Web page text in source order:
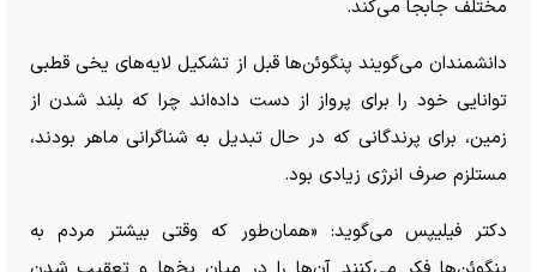
مختلف جابجا می‌کند.
دانشمندان می‌گویند پنگوئن‌ها قبل از تشکیل لایه‌های یخی قطبی
توانایی خود را برای پرواز از دست داده‌اند چرا که بلند شدن از
زمین، برای پرندگانی که در حال تبدیل به شناگرانی ماهر بودند،
مستلزم صرف انرژی زیادی بود.
دکتر فیلیپس می‌گوید: «همان‌طور که وقتی بیشتر مردم به